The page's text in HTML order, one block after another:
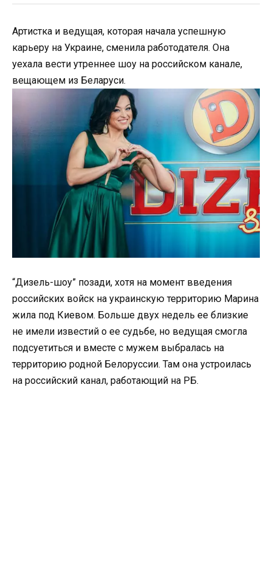
Артистка и ведущая, которая начала успешную
карьеру на Украине, сменила работодателя. Она
уехала вести утреннее шоу на российском канале,
вещающем из Беларуси.
“Дизель-шоу” позади, хотя на момент введения
российских войск на украинскую территорию Марина
жила под Киевом. Больше двух недель ее близкие
не имели известий о ее судьбе, но ведущая смогла
подсуетиться и вместе с мужем выбралась на
территорию родной Белоруссии. Там она устроилась
на российский канал, работающий на РБ.